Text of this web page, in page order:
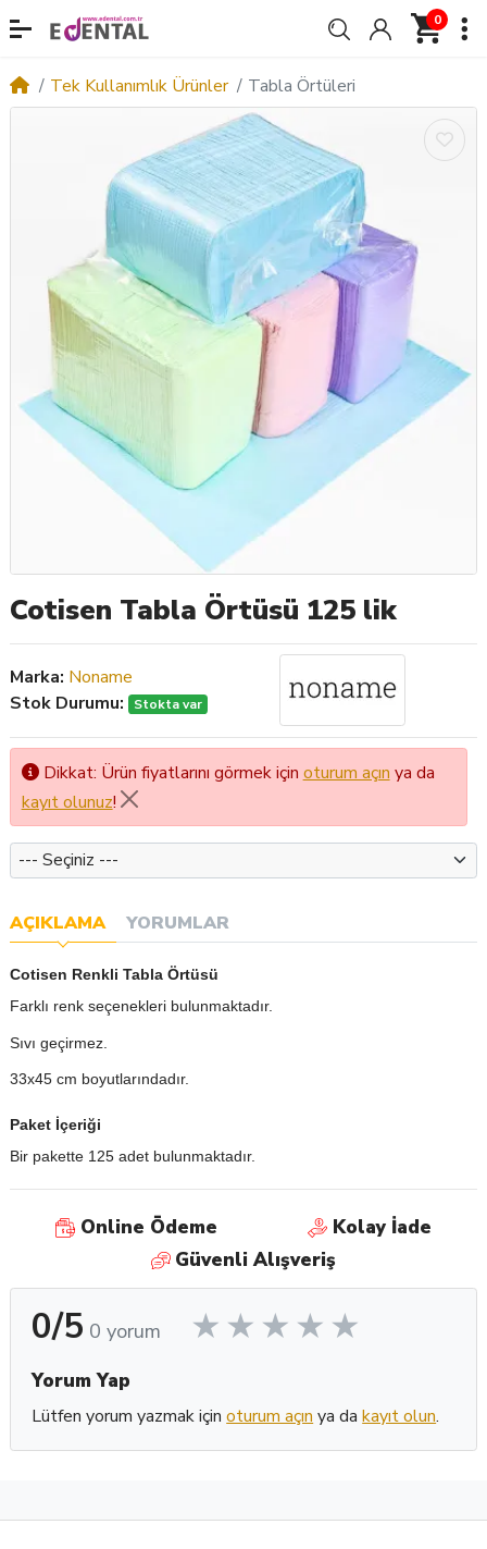
0
Tek Kullanımlık Ürünler Tabla Örtüleri
Cotisen Tabla Örtüsü 125 lik
Marka: Noname
Stok Durumu:
Stokta var
Dikkat: Ürün fiyatlarını görmek için oturum açın ya da
kayıt olunuz!
Renk1
AÇIKLAMA YORUMLAR
Cotisen Renkli Tabla Örtüsü
Farklı renk seçenekleri bulunmaktadır.
Sıvı geçirmez.
33x45 cm boyutlarındadır.
Paket İçeriği
Bir pakette 125 adet bulunmaktadır.
Online Ödeme
Kolay İade
Güvenli Alışveriş
0/5 0 yorum
Yorum Yap
Lütfen yorum yazmak içinoturum açın ya dakayıt olun.